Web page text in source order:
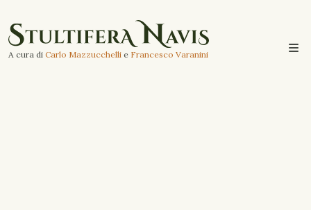
A cura di Carlo Mazzucchelli e Francesco Varanini